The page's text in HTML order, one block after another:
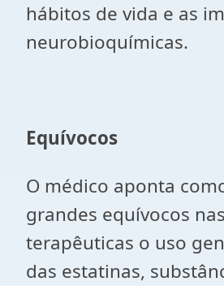
hábitos de vida e as
neurobioquímicas.
Equívocos
O médico aponta
grandes equívocos
terapêuticas o uso
das estatinas,